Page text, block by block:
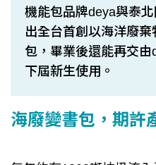
機能包品牌deya與泰
出全台首創以海洋廢
包，畢業後還能再交
下屆新生使用。
海廢變書包，期許